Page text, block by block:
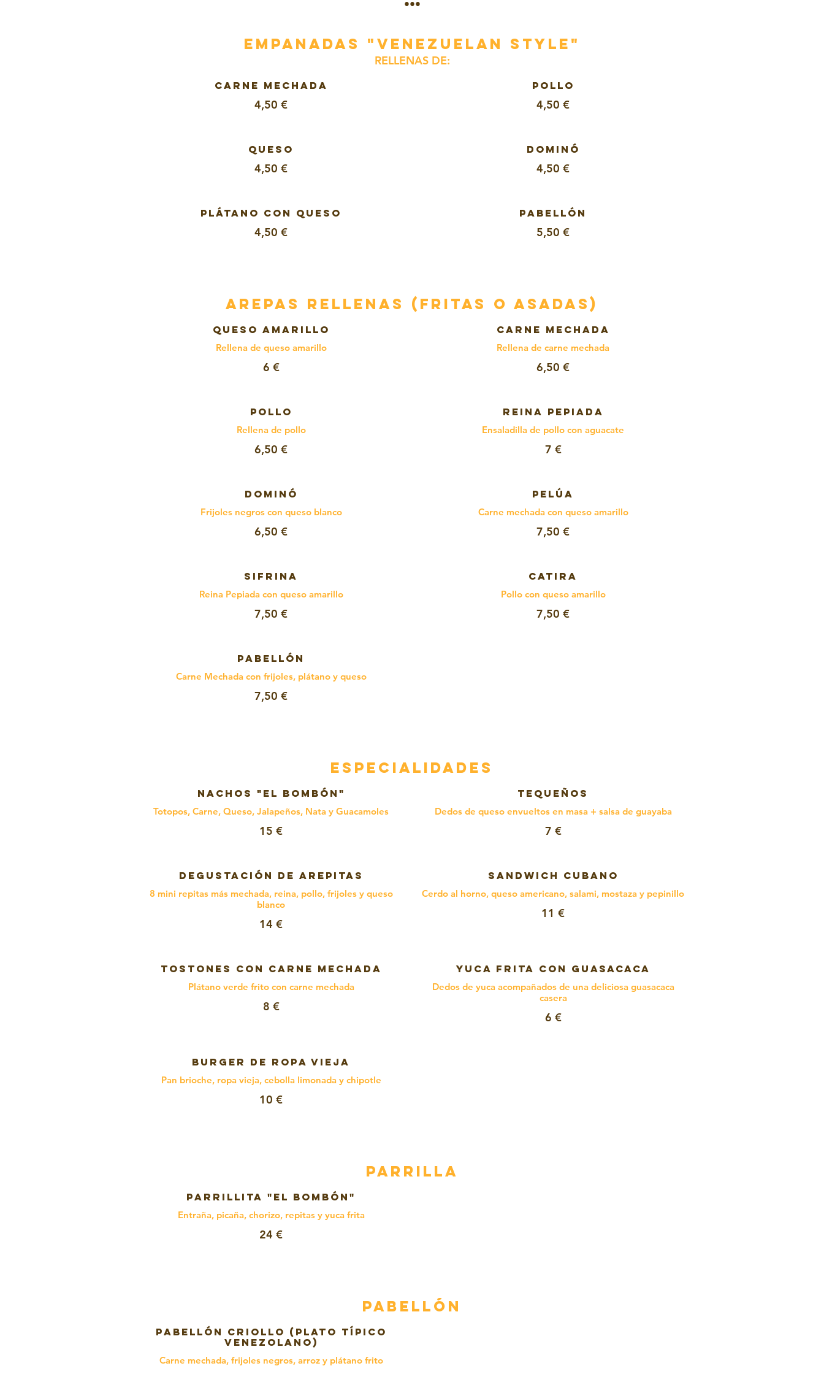
•••
EMPANADAS "Venezuelan Style"
RELLENAS DE:
CARNE MECHADA
4,50 €
POLLO
4,50 €
QUESO
4,50 €
DOMINÓ
4,50 €
PLÁTANO CON QUESO
4,50 €
PABELLÓN
5,50 €
AREPAS RELLENAS (Fritas o Asadas)
QUESO AMARILLO
Rellena de queso amarillo
6 €
CARNE MECHADA
Rellena de carne mechada
6,50 €
POLLO
Rellena de pollo
6,50 €
REINA PEPIADA
Ensaladilla de pollo con aguacate
7 €
DOMINÓ
Frijoles negros con queso blanco
6,50 €
PELÚA
Carne mechada con queso amarillo
7,50 €
SIFRINA
Reina Pepiada con queso amarillo
7,50 €
CATIRA
Pollo con queso amarillo
7,50 €
PABELLÓN
Carne Mechada con frijoles, plátano y queso
7,50 €
ESPECIALIDADES
NACHOS "El Bombón"
Totopos, Carne, Queso, Jalapeños, Nata y Guacamoles
15 €
TEQUEÑOS
Dedos de queso envueltos en masa + salsa de guayaba
7 €
DEGUSTACIÓN DE AREPITAS
8 mini repitas más mechada, reina, pollo, frijoles y queso
blanco
14 €
SANDWICH CUBANO
Cerdo al horno, queso americano, salami, mostaza y pepinillo
11 €
TOSTONES CON CARNE MECHADA
Plátano verde frito con carne mechada
8 €
YUCA FRITA CON GUASACACA
Dedos de yuca acompañados de una deliciosa guasacaca
casera
6 €
BURGER DE ROPA VIEJA
Pan brioche, ropa vieja, cebolla limonada y chipotle
10 €
PARRILLA
PARRILLITA "EL BOMBÓN"
Entraña, picaña, chorizo, repitas y yuca frita
24 €
PABELLÓN
PABELLÓN CRIOLLO (Plato típico
Venezolano)
Carne mechada, frijoles negros, arroz y plátano frito